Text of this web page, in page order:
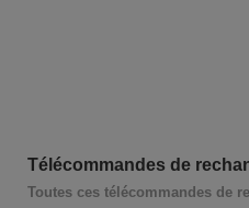
Télécommandes de
Toutes ces télécommandes de